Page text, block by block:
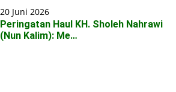
20 Juni 2026
Peringatan Haul KH. Sholeh Nahrawi
(Nun Kalim): Me…